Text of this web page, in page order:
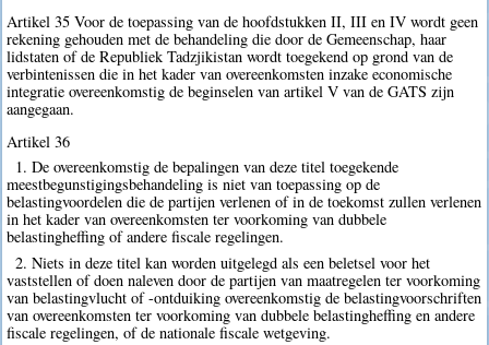
Artikel 35 Voor de toepassing van de hoofdstukken II, III en IV wordt geen
rekening gehouden met de behandeling die door de Gemeenschap, haar
lidstaten of de Republiek Tadzjikistan wordt toegekend op grond van de
verbintenissen die in het kader van overeenkomsten inzake economische
integratie overeenkomstig de beginselen van artikel V van de GATS zijn
aangegaan.
Artikel 36
1. De overeenkomstig de bepalingen van deze titel toegekende
meestbegunstigingsbehandeling is niet van toepassing op de
belastingvoordelen die de partijen verlenen of in de toekomst zullen verlenen
in het kader van overeenkomsten ter voorkoming van dubbele
belastingheffing of andere fiscale regelingen.
2. Niets in deze titel kan worden uitgelegd als een beletsel voor het
vaststellen of doen naleven door de partijen van maatregelen ter voorkoming
van belastingvlucht of -ontduiking overeenkomstig de belastingvoorschriften
van overeenkomsten ter voorkoming van dubbele belastingheffing en andere
fiscale regelingen, of de nationale fiscale wetgeving.